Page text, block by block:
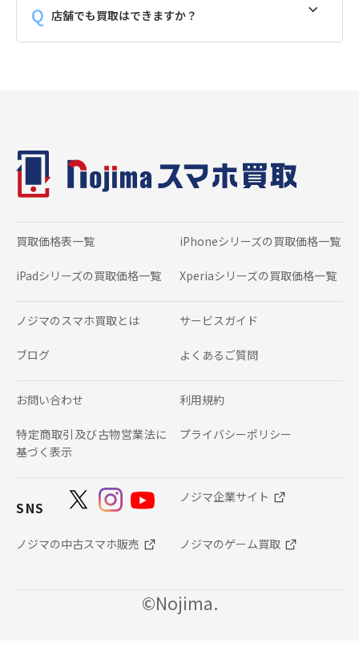
店舗でも買取はできますか？
買取価格表一覧 iPhoneシリーズの 買取価格一覧
iPadシリーズの 買取価格一覧 Xperiaシリーズの 買取価格一覧
ノジマのスマホ買取とは サービスガイド
ブログ よくあるご質問
お問い合わせ 利用規約
特定商取引及び古物営業法に
基づく表示
プライバシーポリシー
SNS
ノジマ企業サイト
ノジマの中古スマホ販売 ノジマのゲーム買取
©Nojima.